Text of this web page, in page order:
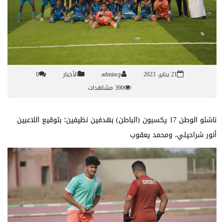
21 يناير، 2023 admincp الأخبار
0
390 مشاهدات
ناشئو الوطن 17 يكسبون (الباطن) بهدفين نظيفين؛ بتوقيع اللاعبين
أنور شراحيلي، ومحمد يعقوب